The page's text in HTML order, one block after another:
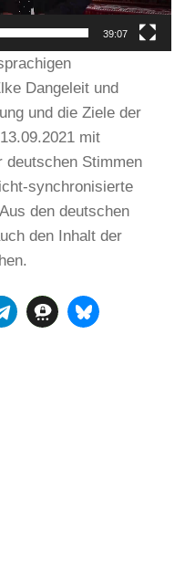
39:07
Dangeleit und
und die Ziele der
mit
deutschen Stimmen
synchronisierte
den deutschen
den Inhalt der